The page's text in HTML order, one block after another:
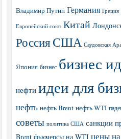
Владимир Путин Германия Греция
Европейский союз Китай
РоссияСША Саудовская
Япония бизнес бизнес
нефти идеи для
нефть нефть Brent нефть WTI
советы политика США санкции
Brent фьючерсы на WTI цены